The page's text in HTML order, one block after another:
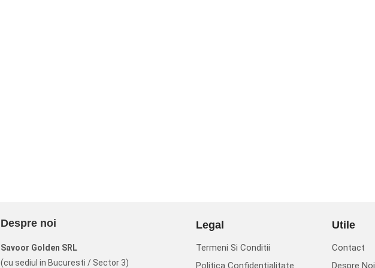
Despre noi
Savoor Golden SRL
(cu sediul in Bucuresti / Sector 3)
Legal
Termeni Si Conditii
Politica Confidentialitate
Utile
Contact
Despre Noi